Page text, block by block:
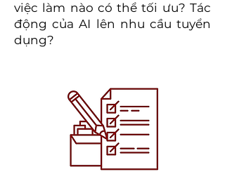
việc làm nào có thể tối ưu? Tác
động của AI lên nhu cầu tuyển
dụng?